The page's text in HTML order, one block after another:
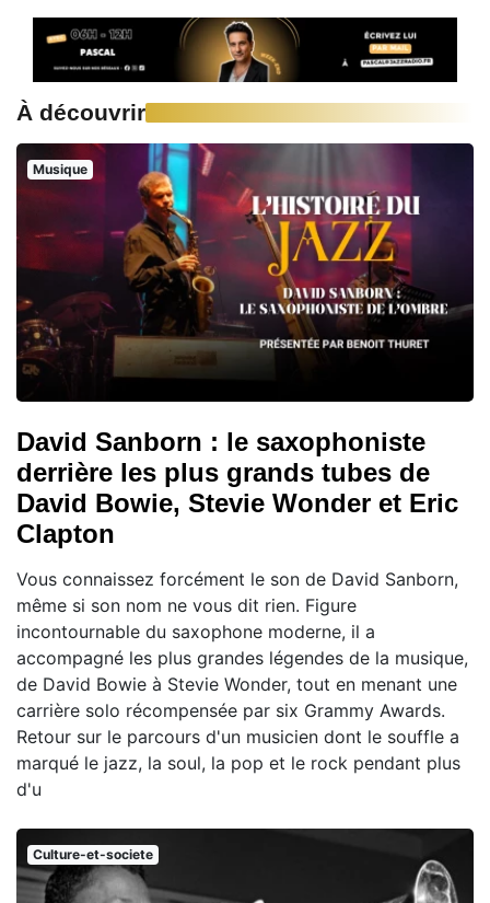
À découvrir
Musique
David Sanborn : le saxophoniste
derrière les plus grands tubes de
David Bowie, Stevie Wonder et Eric
Clapton
Vous connaissez forcément le son de David Sanborn,
même si son nom ne vous dit rien. Figure
incontournable du saxophone moderne, il a
accompagné les plus grandes légendes de la musique,
de David Bowie à Stevie Wonder, tout en menant une
carrière solo récompensée par six Grammy Awards.
Retour sur le parcours d'un musicien dont le souffle a
marqué le jazz, la soul, la pop et le rock pendant plus
d'u
Culture-et-societe